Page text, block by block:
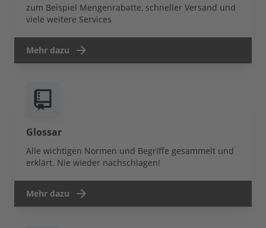
zum Beispiel Mengenrabatte, schneller Versand und
viele weitere Services
Mehr dazu
Glossar
Alle wichtigen Normen und Begriffe gesammelt und
erklärt. Nie wieder nachschlagen!
Mehr dazu